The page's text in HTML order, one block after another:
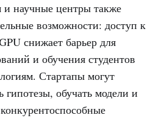
и научные центры также
возможности: доступ к
снижает барьер для
и обучения студентов
Стартапы могут
гипотезы, обучать модели и